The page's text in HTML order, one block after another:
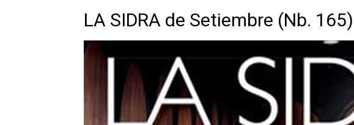
LA SIDRA de Setiembre (Nb. 165)